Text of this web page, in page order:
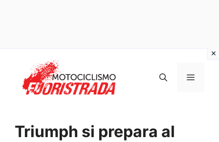
contenuto
MENU
Triumph si prepara al